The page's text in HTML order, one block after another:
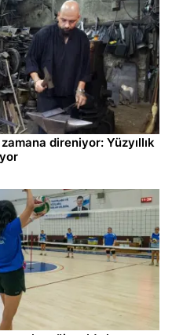
zamana direniyor: Yüzyıllık